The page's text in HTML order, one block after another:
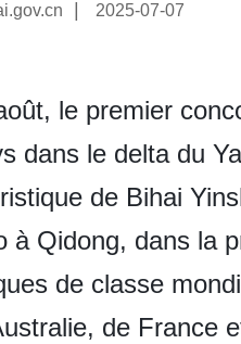
2025-07-07
le premier
dans le delta du
de Bihai
à Qidong, dans la
de classe
de France